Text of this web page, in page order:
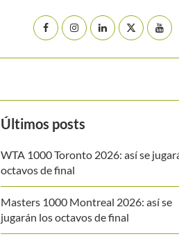
Últimos posts
WTA 1000 Toronto 2026: así se
octavos de final
Masters 1000 Montreal 2026: así se
jugarán los octavos de final